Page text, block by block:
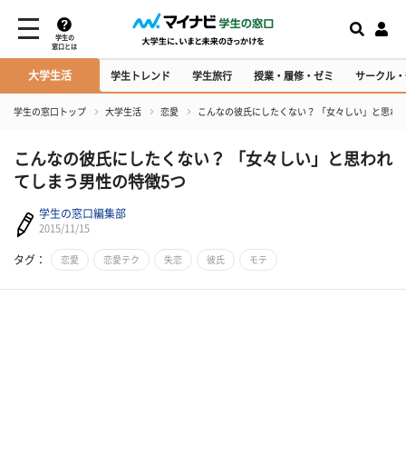
学生の
窓口とは
大学生活 学生トレンド 学生旅行 授業・履修・ゼミ サークル
学生の窓口トップ 大学生活 恋愛 こんなの彼氏にしたくない？ 「女々しい」と思わ
こんなの彼氏にしたくない？ 「女々しい」と思われ
てしまう男性の特徴5つ
学生の窓口編集部
2015/11/15
タグ： 恋愛 恋愛テク 失恋 彼氏 モテ